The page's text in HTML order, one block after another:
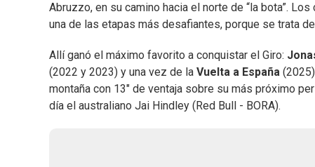
Abruzzo, en su camino hacia el norte de “la bota”.
una de las etapas más desafiantes, porque se trata
Allí ganó el máximo favorito a conquistar el Giro:
(2022 y 2023) y una vez de la Vuelta a España
montaña con 13" de ventaja sobre su más próximo
día el australiano Jai Hindley (Red Bull - BORA).